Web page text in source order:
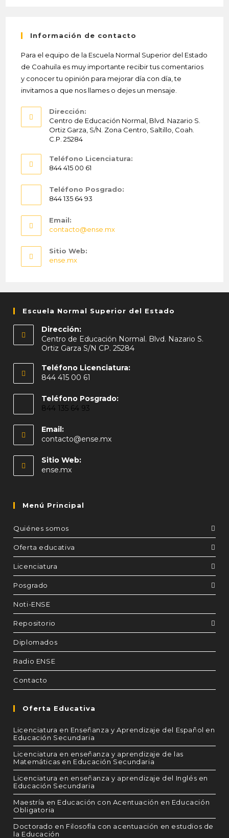
Información de contacto
Para el equipo de la Escuela Normal Superior del Estado
de Coahuila es muy importante recibir tus comentarios
y conocer tu opinión para mejorar día con día, te
invitamos a que nos llames o dejes un mensaje.
Dirección:
Centro de Educación Normal, Blvd. Nazario S.
Ortiz Garza, S/N. Zona Centro, Saltillo, Coah.
C.P. 25284
Teléfono Licenciatura:
844 415 00 61
Teléfono Posgrado:
844 135 64 93
Email:
contacto@ense.mx
Sitio Web:
ense.mx
Escuela Normal Superior del Estado
Dirección:
Centro de Educación Normal. Blvd. Nazario S.
Ortiz Garza S/N CP. 25284
Teléfono Licenciatura:
844 415 00 61
Teléfono Posgrado:
844 135 64 93
Email:
contacto@ense.mx
Sitio Web:
ense.mx
Menú Principal
Quiénes somos
Oferta educativa
Licenciatura
Posgrado
Noti-ENSE
Repositorio
Diplomados
Radio ENSE
Contacto
Oferta Educativa
Licenciatura en Enseñanza y Aprendizaje del Español en
Educación Secundaria
Licenciatura en enseñanza y aprendizaje de las
Matemáticas en Educación Secundaria
Licenciatura en enseñanza y aprendizaje del Inglés en
Educación Secundaria
Maestría en Educación con Acentuación en Educación
Obligatoria
Doctorado en Filosofía con acentuación en estudios de
la Educación